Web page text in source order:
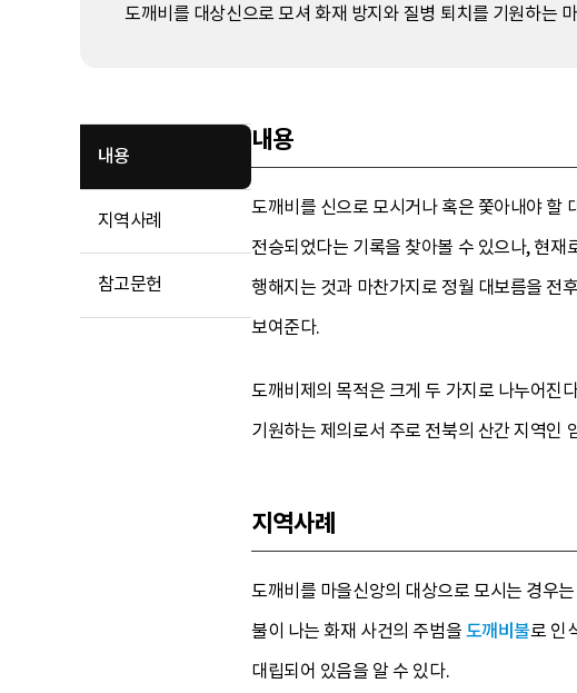
도깨비를 대상신으로 모셔 화재 방지와 질병 퇴치를 기원하는
내용
지역사례
참고문헌
내용
도깨비를 신으로 모시거나 혹은 쫓아내야 할
전승되었다는 기록을 찾아볼 수 있으나, 현
행해지는 것과 마찬가지로 정월 대보름을 전
보여준다.
도깨비제의 목적은 크게 두 가지로 나누어진
기원하는 제의로서 주로 전북의 산간 지역인
지역사례
도깨비를 마을신앙의 대상으로 모시는 경우
불이 나는 화재 사건의 주범을도깨비불로 인
대립되어 있음을 알 수 있다.